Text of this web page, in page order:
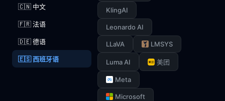
🇨🇳 中文
🇫🇷 法语
🇩🇪 德语
🇪🇸 西班牙语
KlingAI
Leonardo AI
LLaVA LMSYS
Luma AI 美团
Meta
Microsoft